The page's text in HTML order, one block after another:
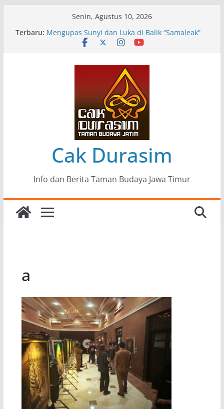
Senin, Agustus 10, 2026
Terbaru: Pameran Lukisan Komunitas Patria Seni Rupa
Kota Blitar : Ketika “Bergerak” Menjadi Mantra
Mengupas Sunyi dan Luka di Balik “Samaleak”
Menjaga Marwah Seni dan Budaya: Catatan
Kunjungan Kerja Ir. Bambang Haryo Soekartono
(BHS) Anggota DPR RI ke Taman Budaya Jawa
Pameran Tunggal 35 Karya Agus Koecink
“Tumbang Tambang”, Ungkapan Kritis Tentang
Derita Pekerja Pertambangan
Cak Durasim
Info dan Berita Taman Budaya Jawa Timur
a